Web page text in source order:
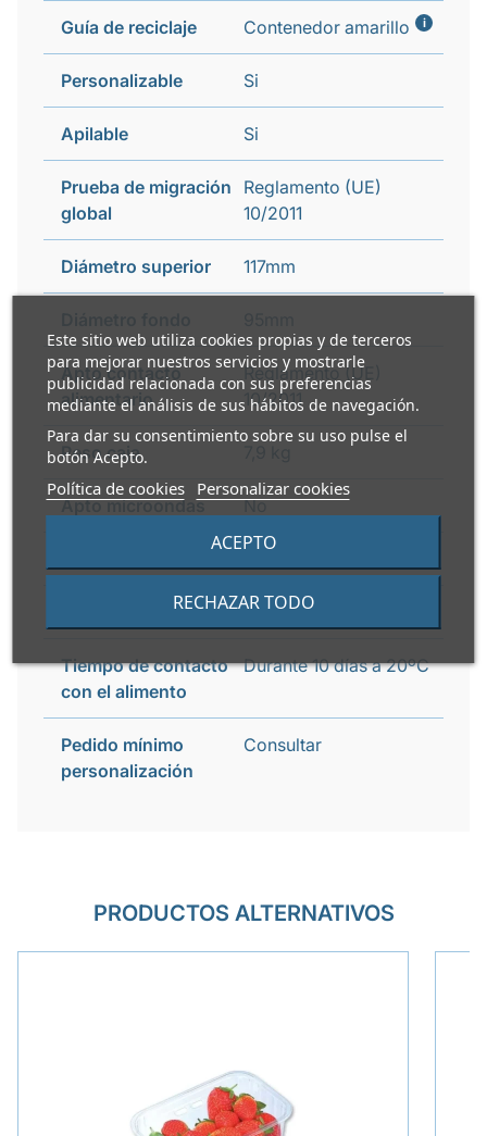
Este sitio web utiliza cookies propias y de terceros
para mejorar nuestros servicios y mostrarle
publicidad relacionada con sus preferencias
mediante el análisis de sus hábitos de navegación.
Para dar su consentimiento sobre su uso pulse el
botón Acepto.
Política de cookies Personalizar cookies
RECHAZAR TODO
ACEPTO
Guía de reciclaje Contenedor amarillo i
Personalizable Si
Apilable Si
Prueba de migración
global
Reglamento (UE)
10/2011
Diámetro superior 117mm
Apto contacto
alimentario
Reglamento (UE)
10/2011
Peso caja
Apto microondas No
2 años
Tiempo de contacto
con el alimento
Durante 10 días a 20ºC
Pedido mínimo
personalización
Consultar
PRODUCTOS ALTERNATIVOS